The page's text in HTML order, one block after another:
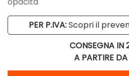
PER P.IVA:Scopri il
CONSEGNA IN
A PARTIRE